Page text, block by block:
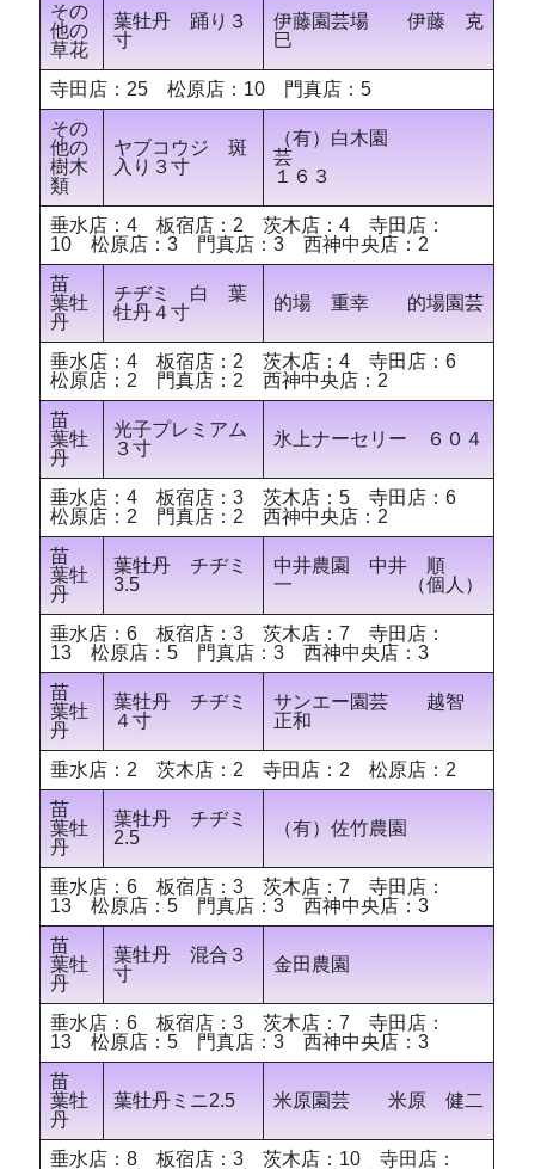
その
他の
草花
葉牡丹 踊り３
寸
伊藤園芸場 伊藤 克
巳
寺田店：25 松原店：10 門真店：5
その
他の
樹木
類
ヤブコウジ 斑
入り３寸
（有）白木園
芸
１６３
垂水店：4 板宿店：2 茨木店：4 寺田店：
10 松原店：3 門真店：3 西神中央店：2
苗
葉牡
丹
チヂミ 白 葉
牡丹４寸
的場 重幸 的場園芸
垂水店：4 板宿店：2 茨木店：4 寺田店：6
松原店：2 門真店：2 西神中央店：2
苗
葉牡
丹
光子プレミアム
３寸
氷上ナーセリー ６０４
垂水店：4 板宿店：3 茨木店：5 寺田店：6
松原店：2 門真店：2 西神中央店：2
苗
葉牡
丹
葉牡丹 チヂミ
3.5
中井農園 中井 順
一 （個人）
垂水店：6 板宿店：3 茨木店：7 寺田店：
13 松原店：5 門真店：3 西神中央店：3
苗
葉牡
丹
葉牡丹 チヂミ
４寸
サンエー園芸 越智
正和
垂水店：2 茨木店：2 寺田店：2 松原店：2
苗
葉牡
丹
葉牡丹 チヂミ
2.5
（有）佐竹農園
垂水店：6 板宿店：3 茨木店：7 寺田店：
13 松原店：5 門真店：3 西神中央店：3
苗
葉牡
丹
葉牡丹 混合３
寸
金田農園
垂水店：6 板宿店：3 茨木店：7 寺田店：
13 松原店：5 門真店：3 西神中央店：3
苗
葉牡
丹
葉牡丹ミニ2.5 米原園芸 米原 健二
垂水店：8 板宿店：3 茨木店：10 寺田店：